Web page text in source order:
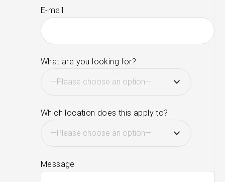
E-mail
What are you looking for?
Which location does this apply to?
Message